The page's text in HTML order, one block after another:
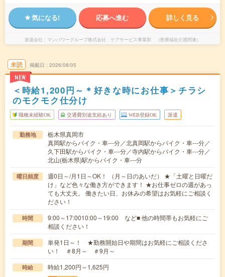
気になる! 応募へ進む 詳しく見る
派遣会社 マンパワーグループ株式会社 ケアサービス事業部 （医療福祉介護関連）
未読
NEW
掲載日 2026/08/05
＜時給1,200円～＊好きな時にお仕事＞チラシ
のモクモク仕分け
職種未経験OK 交通費別途支給あり WEB登録OK 派遣
勤務地
栃木県真岡市
真岡駅からバイク・車---分／北真岡駅からバイク・車---分／
久下田駅からバイク・車---分／寺内駅からバイク・車---分／
北山(栃木県)駅からバイク・車---分
曜日頻度
週0日～/月1日～OK！ （月～日のあいだ） ★「土曜と日曜だ
け」など色々な働き方ができます！ ★お仕事ゼロの週があっ
ても大丈夫。 働きたい日、お休みの希望はお気軽にご相談く
ださい！
時間
9:00～17:0010:00～19:00 など■ 他の時間帯もお気軽にご
相談ください！
期間
単発1日～！ ★勤務開始日や期間はお気軽にご相談くださ
い！ ＃8月～ ＃9月～
時給 時給1,200円～1,625円